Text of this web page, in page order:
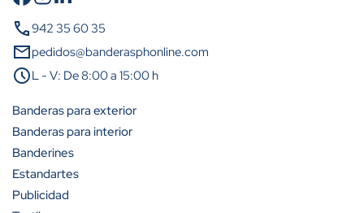
Cantidad
A partir de 2 unidades
A partir de 5 unidades
A partir de 10 unidades
A partir de 25 unidades
A partir de 50 unidades
call942 35 60 35
mailpedidos@banderasphonline.com
scheduleL - V: De 8:00 a 15:00 h
Banderas para exterior
Banderas para interior
Banderines
Estandartes
Publicidad